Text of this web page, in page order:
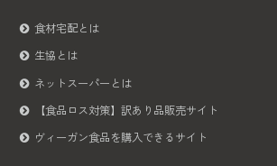
食材宅配とは
生協とは
ネットスーパーとは
【食品ロス対策】訳あり品販売サイト
ヴィーガン食品を購入できるサイト